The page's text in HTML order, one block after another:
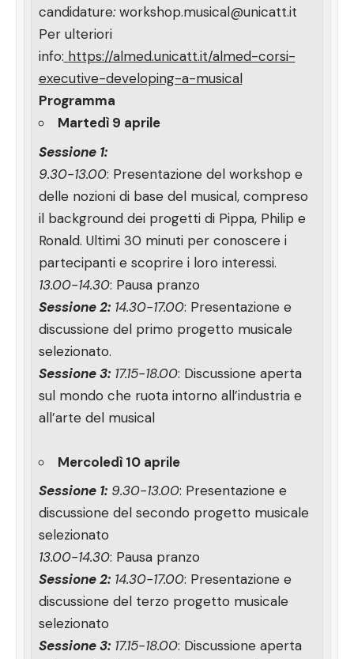
candidature:workshop.musical@unicatt.it
Per ulteriori
info: https://almed.unicatt.it/almed-corsi-
executive-developing-a-musical
Programma
Martedì 9 aprile
Sessione 1:
9.30-13.00: Presentazione del workshop e
delle nozioni di base del musical, compreso
il background dei progetti di Pippa, Philip e
Ronald. Ultimi 30 minuti per conoscere i
partecipanti e scoprire i loro interessi.
13.00-14.30: Pausa pranzo
Sessione 2: 14.30-17.00: Presentazione e
discussione del primo progetto musicale
selezionato.
Sessione 3: 17.15-18.00: Discussione aperta
sul mondo che ruota intorno all’industria e
all’arte del musical
Mercoledì 10 aprile
Sessione 1: 9.30-13.00: Presentazione e
discussione del secondo progetto musicale
selezionato
13.00-14.30: Pausa pranzo
Sessione 2: 14.30-17.00: Presentazione e
discussione del terzo progetto musicale
selezionato
Sessione 3: 17.15-18.00: Discussione aperta